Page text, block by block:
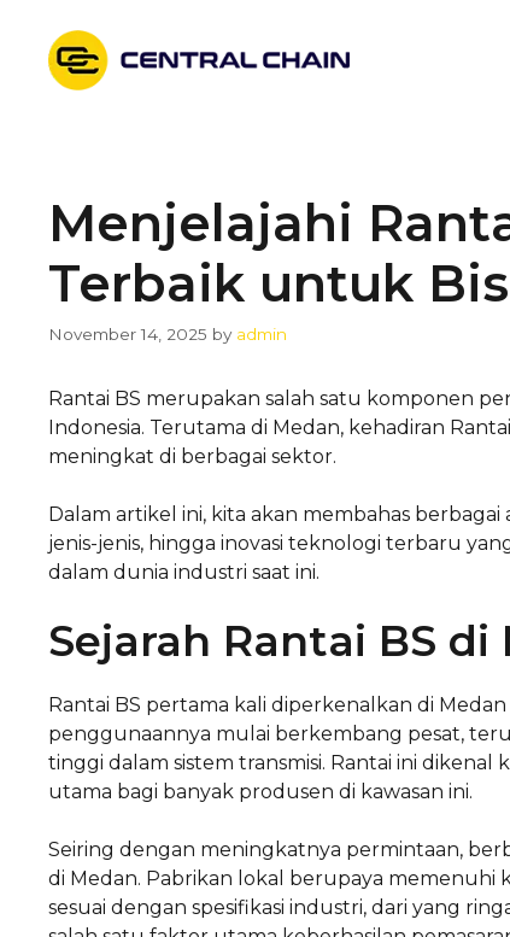
content
Menjelajahi
Terbaik untuk
November 14, 2025 by admin
Rantai BS merupakan salah satu komponen
Indonesia. Terutama di Medan, kehadiran
meningkat di berbagai sektor.
Dalam artikel ini, kita akan membahas
jenis-jenis, hingga inovasi teknologi terbaru
dalam dunia industri saat ini.
Sejarah Rantai BS di
Rantai BS pertama kali diperkenalkan di
penggunaannya mulai berkembang pesat,
tinggi dalam sistem transmisi. Rantai ini
utama bagi banyak produsen di kawasan ini.
Seiring dengan meningkatnya permintaan,
di Medan. Pabrikan lokal berupaya
sesuai dengan spesifikasi industri, dari yang